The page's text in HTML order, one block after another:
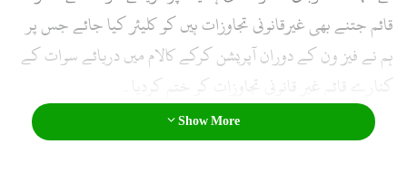
قائم جتنے بھی غیرقانونی تجاوزات ہیں کو کلیئر کیا جائے جس پر
ہم نے فیز ون کے دوران آپریشن کرکے کالام میں دریائے سوات کے
کنارے قائم غیر قانونی تجاوزات کو ختم کردیا۔
Show More